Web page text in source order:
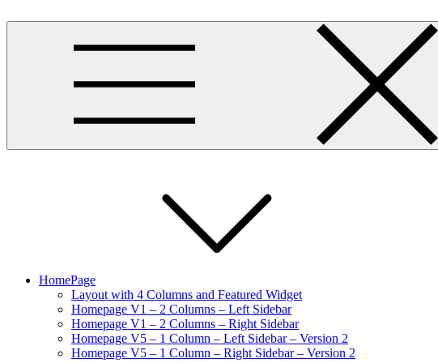
to
HomePage
Layout with 4 Columns and Featured Widget
Homepage V1 – 2 Columns – Left Sidebar
Homepage V1 – 2 Columns – Right Sidebar
Homepage V5 – 1 Column – Left Sidebar – Version 2
Homepage V5 – 1 Column – Right Sidebar – Version 2